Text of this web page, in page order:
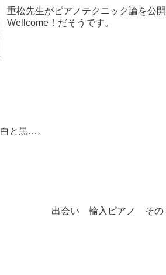
重松先生がピアノテクニック論を公
Wellcome！だそうです。
白と黒…。
出会い 輸入ピアノ その